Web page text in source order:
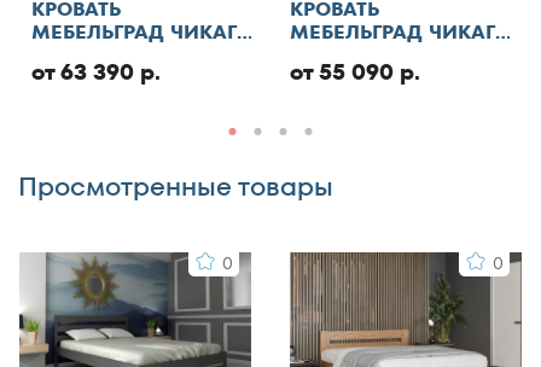
КРОВАТЬ
МЕБЕЛЬГРАД ЧИКАГО
от 63 390 р.
КРОВАТЬ
МЕБЕЛЬГРАД ЧИКАГО
от 55 090 р.
Просмотренные товары
0 0